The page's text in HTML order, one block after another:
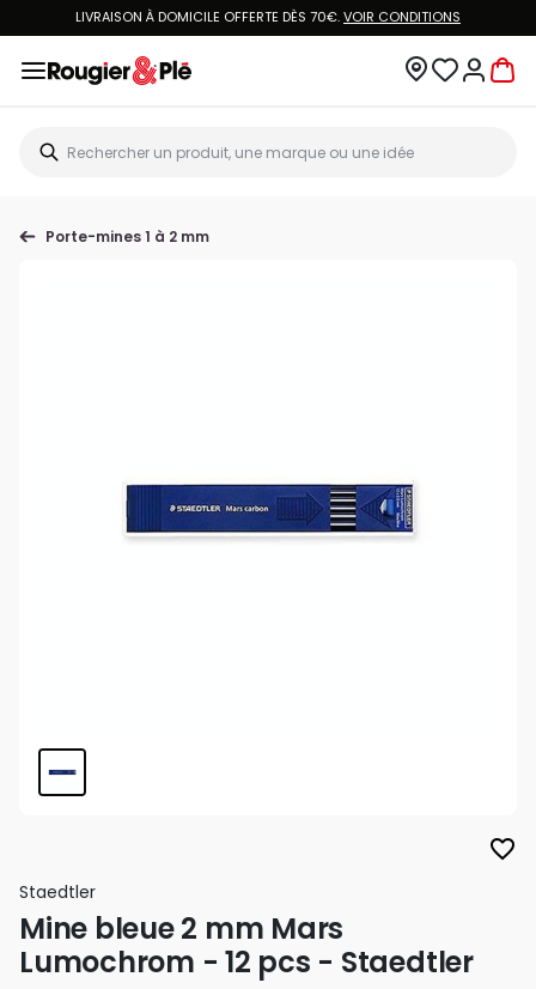
LIVRAISON À DOMICILE OFFERTE DÈS 70€.VOIR CONDITIONS
Porte-mines 1 à 2 mm
favorite_border
Staedtler
Mine bleue 2 mm Mars
Lumochrom - 12 pcs - Staedtler